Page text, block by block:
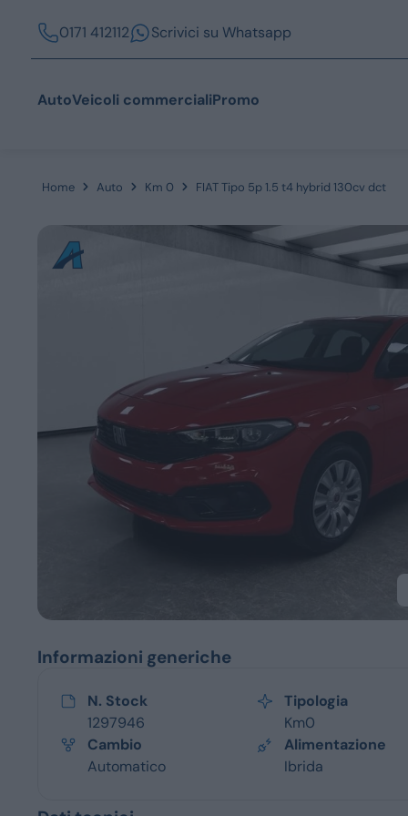
0171 412112 Scrivici su Whatsapp
AutoVeicoli commercialiPromo
Acquista
Servizi
Home Auto Km 0 FIAT Tipo 5p 1.5 t4 hybrid 130cv dct
Informazioni generiche
N. Stock
1297946
Tipologia
Km0
Cambio
Automatico
Alimentazione
Ibrida